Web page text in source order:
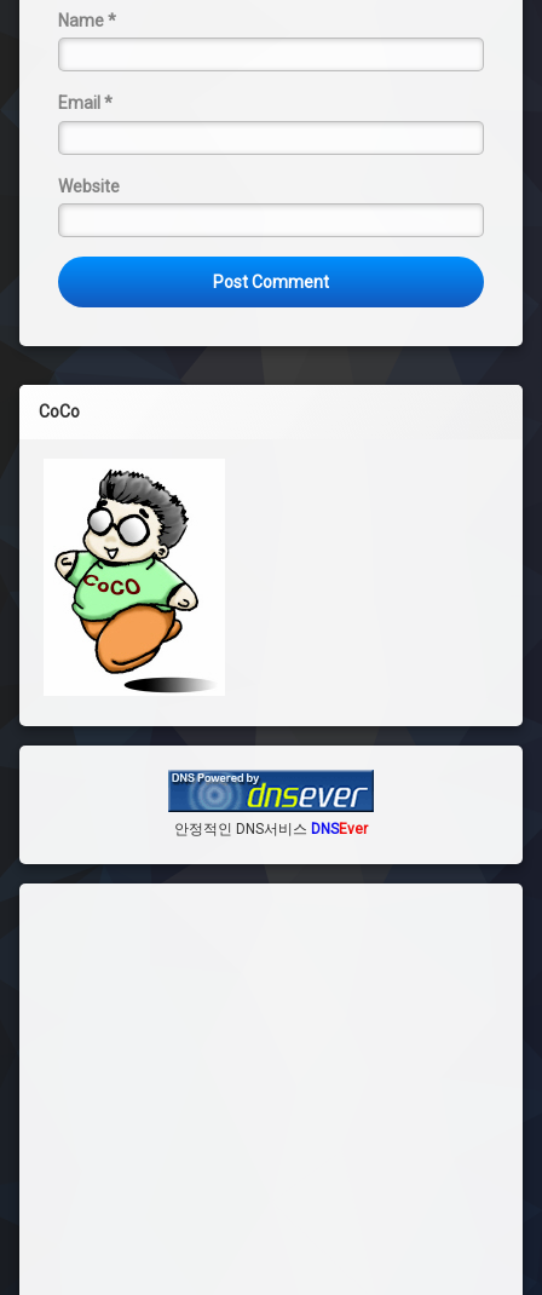
Name*
Email *
Website
CoCo
안정적인 DNS서비스 DNSEver